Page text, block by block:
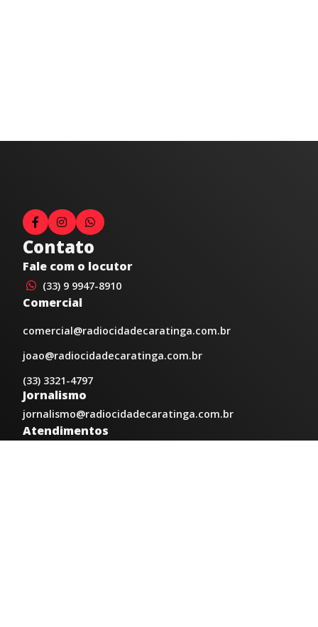
Contato
Fale com o locutor
(33) 9 9947-8910
Comercial
comercial@radiocidadecaratinga.com.br
joao@radiocidadecaratinga.com.br
(33) 3321-4797
Jornalismo
jornalismo@radiocidadecaratinga.com.br
Atendimentos